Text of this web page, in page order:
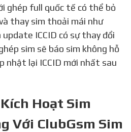
ghép full quốc tế có thể bỏ
thay sim thoải mái như
ICCID có sự thay đổi
sim sẽ báo sim không hỗ
nhật lại ICCID mới nhất sau
Hoạt Sim
Với ClubGsm Sim